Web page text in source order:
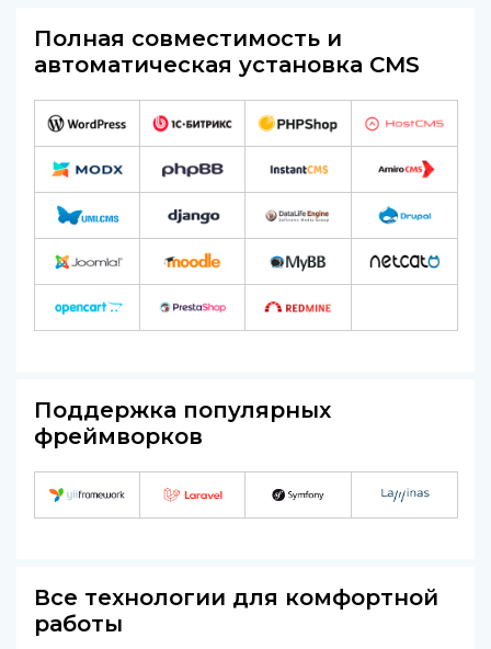
Полная совместимость и
автоматическая установка CMS
Поддержка популярных
фреймворков
Все технологии для комфортной
работы